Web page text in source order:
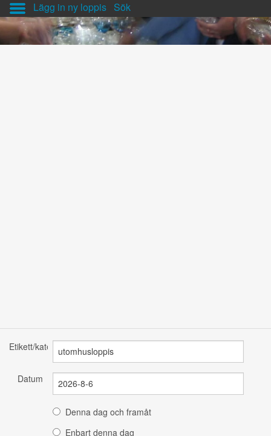
Lägg in ny loppis Sök
Etikett/kategori
Datum
Denna dag och framåt
Enbart denna dag